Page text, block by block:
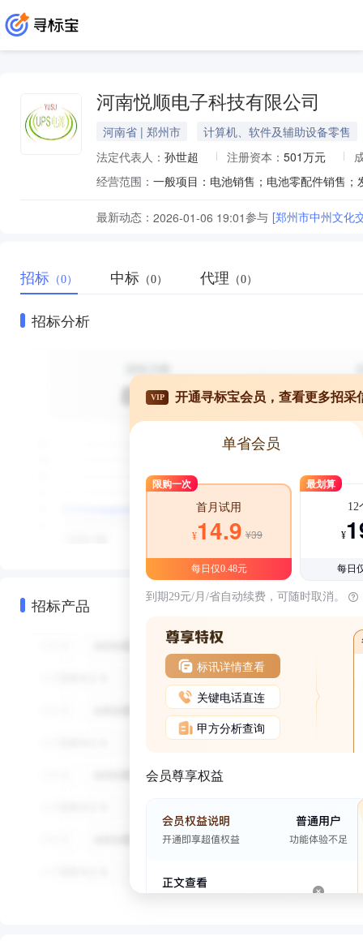
河南悦顺电子科技有限公司
河南省 | 郑州市
计算机、软件及辅助设备零售
法定代表人： 孙世超 注册资本： 501万元
经营范围：
最新动态： 2026-01-06 19:01参与 [郑州市中州文化
招标 （0） 中标 （0） 代理 （0）
招标分析
招标产品
VIP 开通寻标宝会员，查看更多招采
单省会员
限购一次
首月试用
¥14.9 ¥39
每日仅0.48元
最划算
12
¥
每日
到期29元/月/省自动续费，可随时取消。
标讯详情查看
关键电话直连
甲方分析查询
会员尊享权益